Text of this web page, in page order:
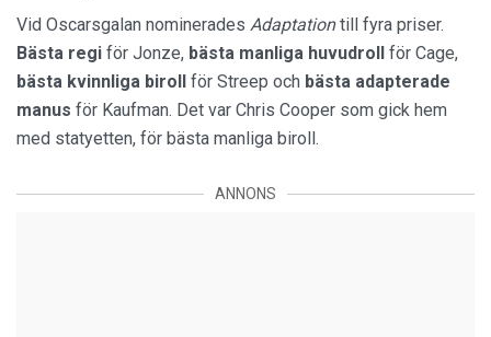
Vid Oscarsgalan nominerades Adaptationtill fyra priser.
Bästa regi för Jonze, bästa manliga huvudroll för Cage,
bästa kvinnliga biroll för Streep och bästa adapterade
manus för Kaufman. Det var Chris Cooper som gick hem
med statyetten, för bästa manliga biroll.
ANNONS